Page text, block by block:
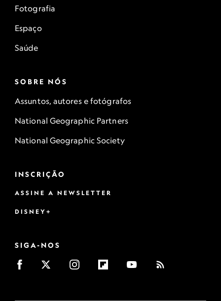
Fotografia
Espaço
Saúde
SOBRE NÓS
Assuntos, autores e fotógrafos
National Geographic Partners
National Geographic Society
INSCRIÇÃO
ASSINE A NEWSLETTER
DISNEY+
SIGA-NOS